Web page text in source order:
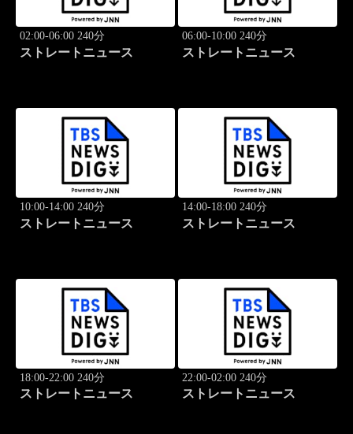
02:00-06:00 240分
ストレートニュース
06:00-10:00 240分
ストレートニュース
10:00-14:00 240分
ストレートニュース
14:00-18:00 240分
ストレートニュース
18:00-22:00 240分
ストレートニュース
22:00-02:00 240分
ストレートニュース